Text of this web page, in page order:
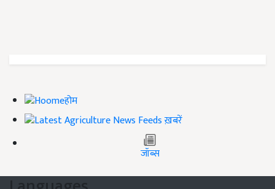
होम
ख़बरें
जॉब्स